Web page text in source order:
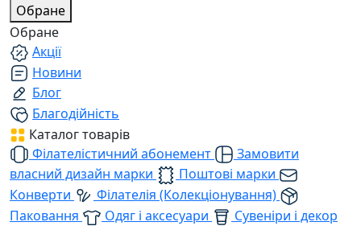
Обране
Обране
Акції
Новини
Блог
Благодійність
Каталог товарів
Філателістичний абонемент
Замовити
власний дизайн марки
Поштові марки
Конверти
Філателія (Колекціонування)
Паковання
Одяг і аксесуари
Сувеніри і декор